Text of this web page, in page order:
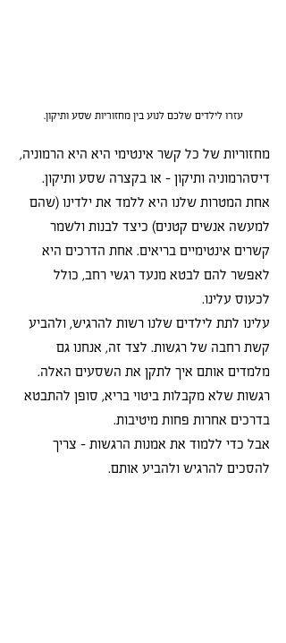
עזרו לילדים שלכם לנוע בין מחזוריות שסע ותיקון.
מחזוריות של כל קשר אינטימי היא היא הרמוניה,
דיסהרמוניה ותיקון - או בקצרה שסע ותיקון.
אחת המטרות שלנו היא ללמד את ילדינו (שהם
למעשה אנשים קטנים) כיצד לבנות ולשמר
קשרים אינטימיים בריאים. אחת הדרכים היא
לאפשר להם לבטא מנעד רגשי רחב, כולל
לכעוס עלינו.
עלינו לתת לילדים שלנו רשות להרגיש, ולהביע
קשת רחבה של רגשות. לצד זה, אנחנו גם
מלמדים אותם איך לתקן את השסעים האלה.
רגשות שלא מקבלות ביטוי בריא, סופן להתבטא
בדרכים אחרות פחות מיטיבות.
אבל כדי ללמוד את אמנות הרגשות - צריך
להסכים להרגיש ולהביע אותם.